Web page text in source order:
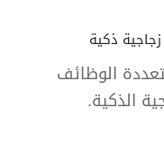
ذكية
الوظائف
الذكية.